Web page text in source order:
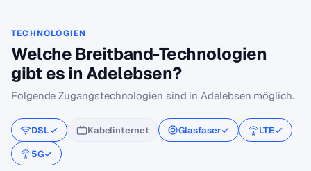
TECHNOLOGIEN
Welche Breitband-Technologien
gibt es in Adelebsen?
Folgende Zugangstechnologien sind in Adelebsen möglich.
DSL Kabelinternet Glasfaser
LTE
5G